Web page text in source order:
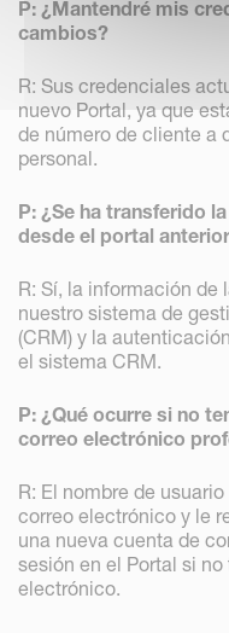
P: ¿Mantendré mis
cambios?
R: Sus credenciales
nuevo Portal, ya que
de número de cliente a
personal.
P: ¿Se ha transferido
desde el portal
R: Sí, la información de
nuestro sistema de
(CRM) y la
el sistema CRM.
P: ¿Qué ocurre si no
correo electrónico
R: El nombre de
correo electrónico y le
una nueva cuenta de
sesión en el Portal si
electrónico.